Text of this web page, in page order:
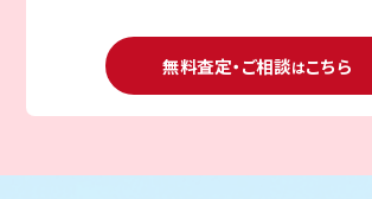
無料査定・ご相談はこちら